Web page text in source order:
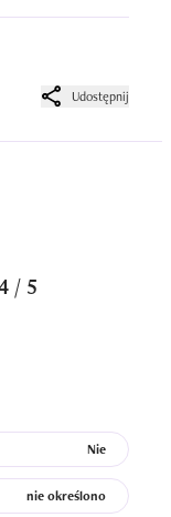
Udostępnij
/ 5
Nie
nie określono